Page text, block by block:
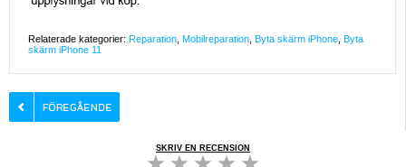
Relaterade kategorier: Reparation Mobilreparation Byta skärm iPhone
Byta
skärm iPhone 11
SKRIV EN RECENSION